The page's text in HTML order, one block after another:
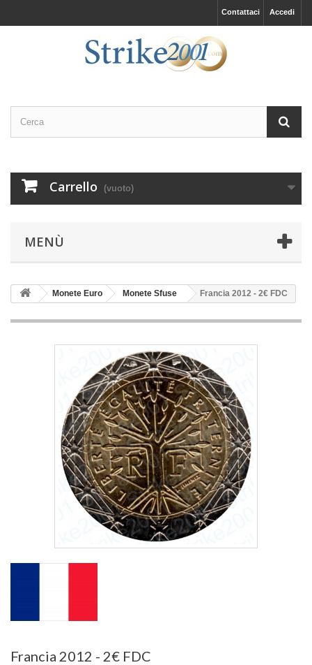
Accedi
Contattaci
Carrello (vuoto)
MENÙ
Monete Euro Monete Sfuse Francia 2012 - 2€ FDC
Francia 2012 - 2€ FDC